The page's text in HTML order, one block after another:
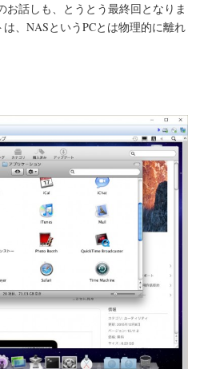
お話しも、とうとう最終回となりま
、NASというPCとは物理的に離れ